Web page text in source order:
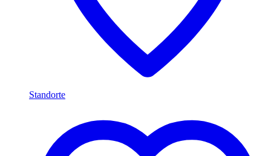
Standorte